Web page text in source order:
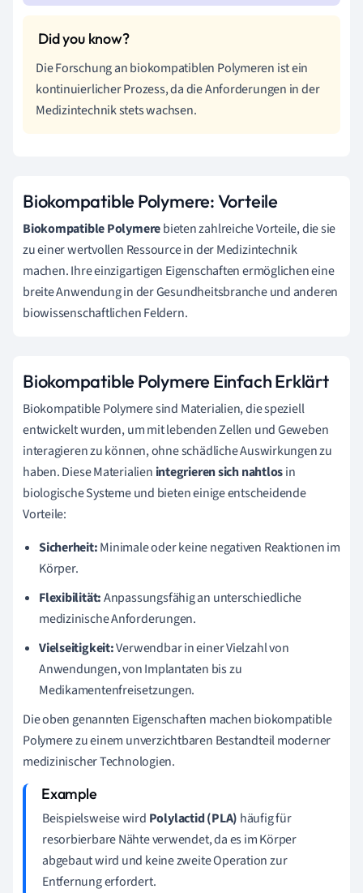
Die Forschung an biokompatiblen Polymeren ist ein
kontinuierlicher Prozess, da die Anforderungen in der
Medizintechnik stets wachsen.
Biokompatible Polymere: Vorteile
Biokompatible Polymerebieten zahlreiche Vorteile, die sie
zu einer wertvollen Ressource in der Medizintechnik
machen. Ihre einzigartigen Eigenschaften ermöglichen eine
breite Anwendung in der Gesundheitsbranche und anderen
biowissenschaftlichen Feldern.
Biokompatible Polymere Einfach Erklärt
Biokompatible Polymere sind Materialien, die speziell
entwickelt wurden, um mit lebenden Zellen und Geweben
interagieren zu können, ohne schädliche Auswirkungen zu
haben. Diese Materialien integrieren sich nahtlosin
biologische Systeme und bieten einige entscheidende
Vorteile:
Sicherheit:Minimale oder keine negativen Reaktionen im
Körper.
Flexibilität:Anpassungsfähig an unterschiedliche
medizinische Anforderungen.
Vielseitigkeit:Verwendbar in einer Vielzahl von
Anwendungen, von Implantaten bis zu
Medikamentenfreisetzungen.
Die oben genannten Eigenschaften machen biokompatible
Polymere zu einem unverzichtbaren Bestandteil moderner
medizinischer Technologien.
Beispielsweise wird Polylactid (PLA) häufig für
resorbierbare Nähte verwendet, da es im Körper
abgebaut wird und keine zweite Operation zur
Entfernung erfordert.